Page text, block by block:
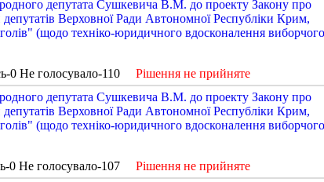
депутата Сушкевича В.М. до проекту Закону про
Верховної Ради Автономної Республіки Крим,
(щодо техніко-юридичного вдосконалення виборчого
0 Не голосувало-110
Рішення не прийняте
депутата Сушкевича В.М. до проекту Закону про
Верховної Ради Автономної Республіки Крим,
(щодо техніко-юридичного вдосконалення виборчого
0 Не голосувало-107
Рішення не прийняте